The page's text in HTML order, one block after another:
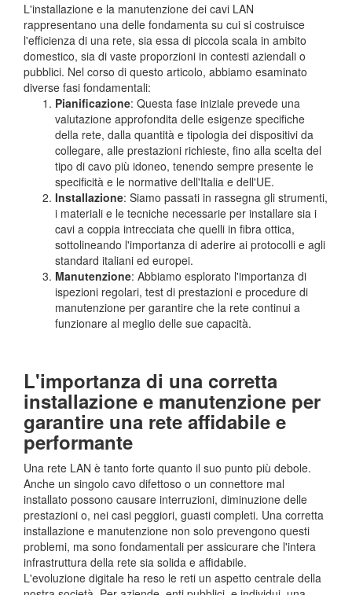
L'installazione e la manutenzione dei cavi LAN
rappresentano una delle fondamenta su cui si costruisce
l'efficienza di una rete, sia essa di piccola scala in ambito
domestico, sia di vaste proporzioni in contesti aziendali o
pubblici. Nel corso di questo articolo, abbiamo esaminato
diverse fasi fondamentali:
Pianificazione: Questa fase iniziale prevede una
valutazione approfondita delle esigenze specifiche
della rete, dalla quantità e tipologia dei dispositivi da
collegare, alle prestazioni richieste, fino alla scelta del
tipo di cavo più idoneo, tenendo sempre presente le
specificità e le normative dell'Italia e dell'UE.
Installazione: Siamo passati in rassegna gli strumenti,
i materiali e le tecniche necessarie per installare sia i
cavi a coppia intrecciata che quelli in fibra ottica,
sottolineando l'importanza di aderire ai protocolli e agli
standard italiani ed europei.
Manutenzione: Abbiamo esplorato l'importanza di
ispezioni regolari, test di prestazioni e procedure di
manutenzione per garantire che la rete continui a
funzionare al meglio delle sue capacità.
L'importanza di una corretta
installazione e manutenzione per
garantire una rete affidabile e
performante
Una rete LAN è tanto forte quanto il suo punto più debole.
Anche un singolo cavo difettoso o un connettore mal
installato possono causare interruzioni, diminuzione delle
prestazioni o, nei casi peggiori, guasti completi. Una corretta
installazione e manutenzione non solo prevengono questi
problemi, ma sono fondamentali per assicurare che l'intera
infrastruttura della rete sia solida e affidabile.
L'evoluzione digitale ha reso le reti un aspetto centrale della